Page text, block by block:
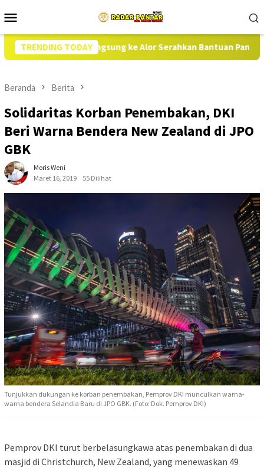
ke
Mobile
TRENDING TODAY
Turun Langsung ke Alor Serahkan Bantuan Pangan Perdana
Beranda Berita
Solidaritas Korban Penembakan, DKI
Beri Warna Bendera New Zealand di JPO
GBK
Moris Weni
Maret 16, 2019
55 Dilihat
Tunjukkan dukungan ke korban penembakan, Pemprov DKI munculkan warna-
warna bendera Selandia Baru di JPO GBK. (Foto: Dok. Pemprov DKI)
Pemprov DKI turut berbelasungkawa atas penembakan di dua
masjid di Christchurch, New Zealand, yang menewaskan 49